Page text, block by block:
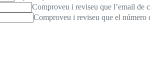
Comproveu i reviseu que l’email de
Comproveu i reviseu que el número